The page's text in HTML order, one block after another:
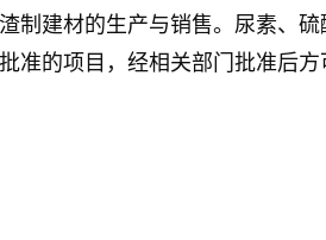
制建材的生产与销售。尿素、硫
批准的项目，经相关部门批准后